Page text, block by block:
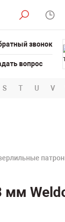
звонок
вопрос
S T U V